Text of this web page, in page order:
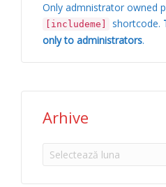
Only admnistrator owned
[includeme] shortcode.
only to administrators.
Arhive
Arhive